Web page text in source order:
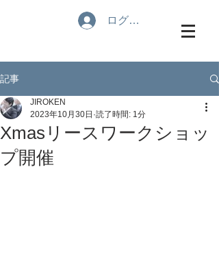
ログイン
記事
Xmasリースワークショッ
プ開催
JIROKEN
2023年10月30日 読了時間: 1分